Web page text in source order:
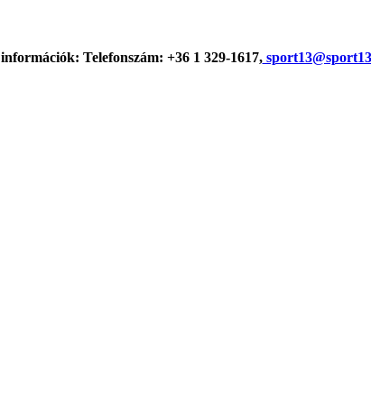
Telefonszám: +36 1 329-1617,